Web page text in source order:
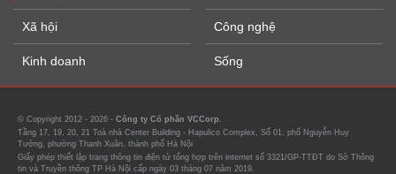
Xã hội
Kinh doanh
Công nghệ
Sống
© Copyright 2012 - 2026 - Công ty Cổ phần VCCorp.
Tầng 17, 19, 20, 21 Toà nhà Center Building - Hapulico Complex, Số 01, phố Nguyễn Huy
Tưởng, phường Thanh Xuân, thành phố Hà Nội
Giấy phép thiết lập trang thông tin điện tử tổng hợp trên internet số 3321/GP-TTĐT do Sở Thông
tin và Truyền thông TP Hà Nội cấp ngày 03 tháng 07 năm 2019.